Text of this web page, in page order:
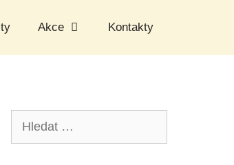
Akce Kontakty
Hledat: